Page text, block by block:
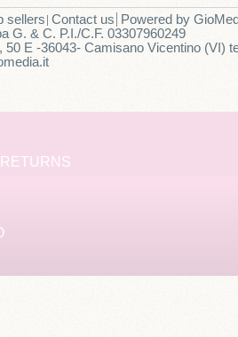
sellers Contact us Powered by
G. & C. P.I./C.F. 03307960249
E -36043- Camisano Vicentino (VI)